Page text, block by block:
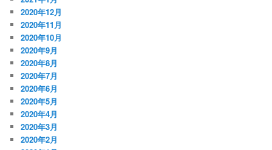
2020年12月
2020年11月
2020年10月
2020年9月
2020年8月
2020年7月
2020年6月
2020年5月
2020年4月
2020年3月
2020年2月